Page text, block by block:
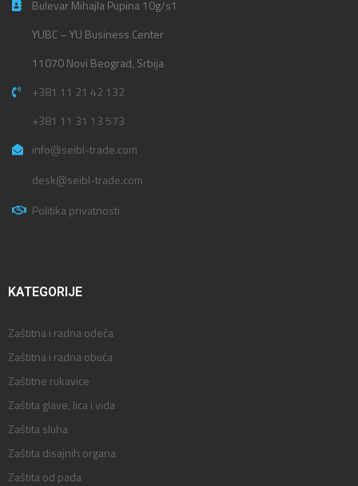
Bulevar Mihajla Pupina 10g/s1
YUBC – YU Business Center
11070 Novi Beograd, Srbija
+381 11 21 42 132
+381 11 31 13 573
info@seibl-trade.com
desk@seibl-trade.com
Politika privatnosti
KATEGORIJE
Zaštitna i radna odeća
Zaštitna i radna obuća
Zaštitne rukavice
Zaštita glave, lica i vida
Zaštita sluha
Zaštita disajnih organa
Zaštita od pada